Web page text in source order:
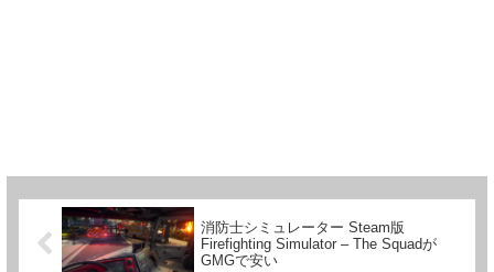
消防士シミュレーター Steam版
Firefighting Simulator – The Squadが
GMGで安い